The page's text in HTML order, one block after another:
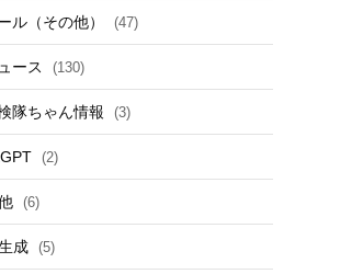
ル（その他） (47)
ース (130)
隊ちゃん情報 (3)
(2)
(6)
成 (5)